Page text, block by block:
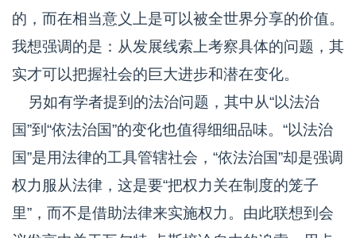
的，而在相当意义上是可以被全世界分享的价值。
我想强调的是：从发展线索上考察具体的问题，其
实才可以把握社会的巨大进步和潜在变化。
另如有学者提到的法治问题，其中从“以法治
国”到“依法治国”的变化也值得细细品味。“以法治
国”是用法律的工具管辖社会，“依法治国”却是强调
权力服从法律，这是要“把权力关在制度的笼子
里”，而不是借助法律来实施权力。由此联想到会